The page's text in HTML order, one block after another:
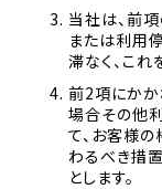
当社は、前
または利用
滞なく、これ
前2項にかか
場合その他
て、お客様
わるべき措
とします。